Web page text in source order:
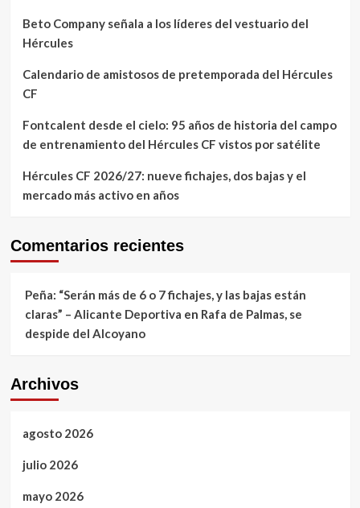
Beto Company señala a los líderes del vestuario del
Hércules
Calendario de amistosos de pretemporada del Hércules
CF
Fontcalent desde el cielo: 95 años de historia del campo
de entrenamiento del Hércules CF vistos por satélite
Hércules CF 2026/27: nueve fichajes, dos bajas y el
mercado más activo en años
Comentarios recientes
Peña: “Serán más de 6 o 7 fichajes, y las bajas están
claras” – Alicante Deportiva en Rafa de Palmas, se
despide del Alcoyano
Archivos
agosto 2026
julio 2026
mayo 2026